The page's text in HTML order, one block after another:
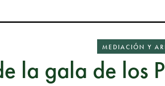
MEDIACIÓN Y
la gala de los